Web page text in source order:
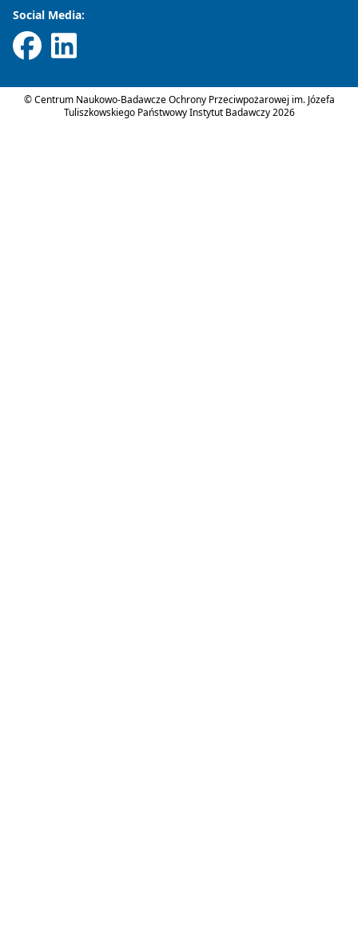
Social Media:
© Centrum Naukowo-Badawcze Ochrony Przeciwpożarowej im. Józefa
Tuliszkowskiego Państwowy Instytut Badawczy 2026